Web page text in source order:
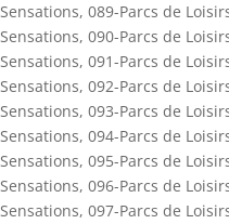
Sensations, 089-Parcs de
Sensations, 090-Parcs de
Sensations, 091-Parcs de
Sensations, 092-Parcs de
Sensations, 093-Parcs de
Sensations, 094-Parcs de
Sensations, 095-Parcs de
Sensations, 096-Parcs de
Sensations, 097-Parcs de